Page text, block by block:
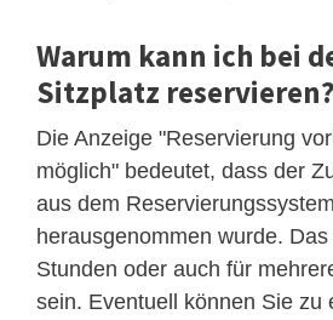
Warum kann ich bei
Sitzplatz reservieren?
Die Anzeige "Reservierung
möglich" bedeutet, dass der
aus dem Reservierungssystem
herausgenommen wurde.
Stunden oder auch für
sein. Eventuell können Sie zu